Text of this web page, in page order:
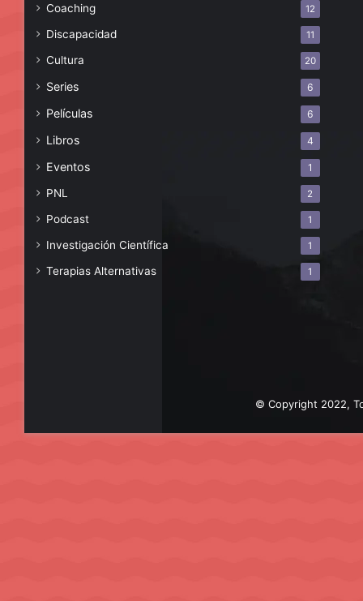
Coaching 12
Discapacidad 11
Cultura 20
Series 6
Películas 6
Libros 4
Eventos 1
PNL 2
Podcast 1
Investigación Científica 1
Terapias Alternativas 1
© Copyright 2022,